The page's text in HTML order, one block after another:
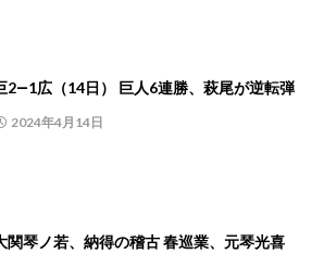
2―1広（14日） 巨人6連勝、萩尾が逆転弾
2024年4月14日
関琴ノ若、納得の稽古 春巡業、元琴光喜